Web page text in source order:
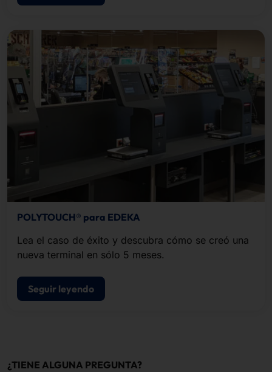
POLYTOUCH® para EDEKA
Lea el caso de éxito y descubra cómo se creó una
nueva terminal en sólo 5 meses.
Seguir leyendo
¿TIENE ALGUNA PREGUNTA?